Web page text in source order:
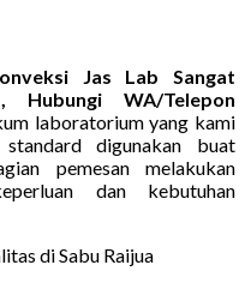
Jas Lab Sangat
WA/Telepon
laboratorium yang kami
digunakan buat
pemesan melakukan
dan kebutuhan